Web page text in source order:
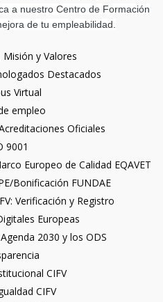
a nuestro Centro de Formación
de tu empleabilidad.
y Valores
Destacados
Virtual
empleo
Oficiales
9001
Europeo de Calidad EQAVET
Bonificación FUNDAE
Verificación y Registro
Europeas
2030 y los ODS
CIFV
CIFV